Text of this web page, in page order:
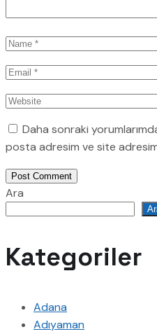
Daha sonraki
posta adresim ve site
Post Comment
Ara
Kategoriler
Adana
Adıyaman